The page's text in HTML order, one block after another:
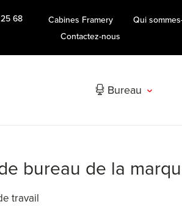
68
Cabines Framery Qui
Contactez-nous
Bureau
bureau de la
travail